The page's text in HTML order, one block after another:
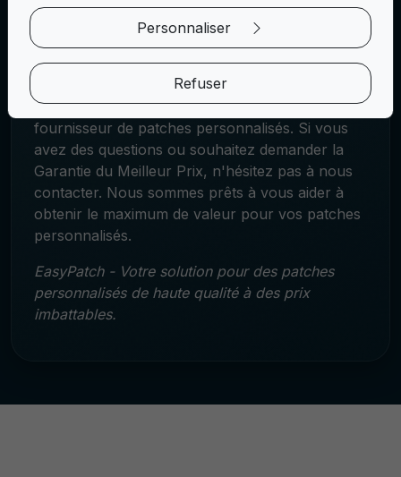
et la création de patches personnalisés
accessibles sans compromettre la qualité. Nous
sommes ici pour vous aider à réaliser votre
vision, tout en économisant de l'argent.
Merci d'avoir choisi EasyPatch comme votre
fournisseur de patches personnalisés. Si vous
avez des questions ou souhaitez demander la
Garantie du Meilleur Prix, n'hésitez pas à nous
contacter. Nous sommes prêts à vous aider à
obtenir le maximum de valeur pour vos patches
personnalisés.
EasyPatch - Votre solution pour des patches
personnalisés de haute qualité à des prix
imbattables.
Personnaliser
Refuser